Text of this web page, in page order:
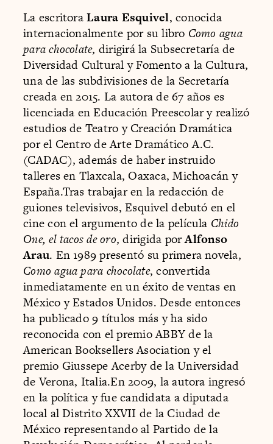
La escritoraLaura Esquivel, conocida
internacionalmente por su libro Como agua
para chocolate, dirigirá la Subsecretaría de
Diversidad Cultural y Fomento a la Cultura,
una de las subdivisiones de la Secretaría
creada en 2015. La autora de 67 años es
licenciada en Educación Preescolar y realizó
estudios de Teatro y Creación Dramática
por el Centro de Arte Dramático A.C.
(CADAC), además de haber instruido
talleres en Tlaxcala, Oaxaca, Michoacán y
España.Tras trabajar en la redacción de
guiones televisivos, Esquivel debutó en el
cine con el argumento de la película Chido
One, el tacos de oro, dirigida porAlfonso
Arau. En 1989 presentó su primera novela,
Como agua para chocolate, convertida
inmediatamente en un éxito de ventas en
México y Estados Unidos. Desde entonces
ha publicado 9 títulos más y ha sido
reconocida con el premio ABBY de la
American Booksellers Asociation y el
premio Giussepe Acerby de la Universidad
de Verona, Italia.En 2009, la autora ingresó
en la política y fue candidata a diputada
local al Distrito XXVII de la Ciudad de
México representando al Partido de la